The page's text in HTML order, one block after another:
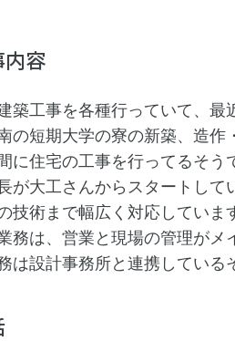
容
築工事を各種行っていて、最
の短期大学の寮の新築、造
に住宅の工事を行ってるそう
が大工さんからスタートして
技術まで幅広く対応していま
は、営業と現場の管理がメ
は設計事務所と連携している